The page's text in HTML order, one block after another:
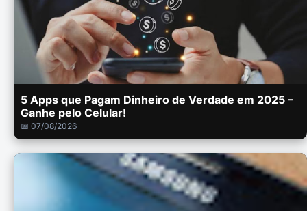
5 Apps que Pagam Dinheiro de Verdade em 2025 –
Ganhe pelo Celular!
📅 07/08/2026